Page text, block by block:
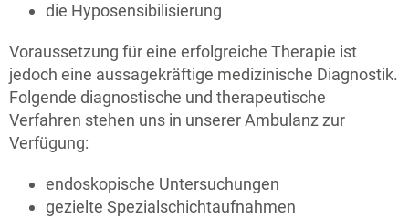
die Hyposensibilisierung
Voraussetzung für eine erfolgreiche Therapie ist
jedoch eine aussagekräftige medizinische Diagnostik.
Folgende diagnostische und therapeutische
Verfahren stehen uns in unserer Ambulanz zur
Verfügung:
endoskopische Untersuchungen
gezielte Spezialschichtaufnahmen